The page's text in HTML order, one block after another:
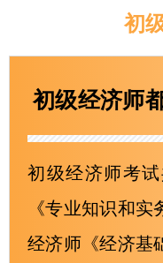
初
初级经济师
初级经济师考
《专业知识和实
经济师《经济基